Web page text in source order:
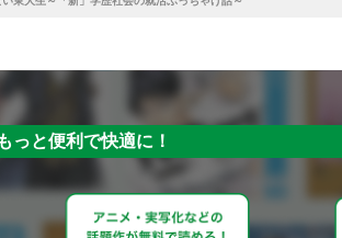
っと便利で快適に！